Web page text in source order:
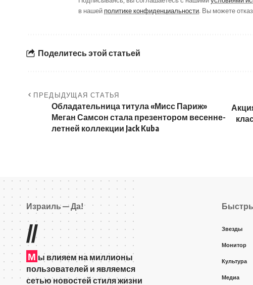
в нашей политике конфиденциальности. Вы можете
Поделитесь этой статьей
ПРЕДЫДУЩАЯ СТАТЬЯ
Обладательница титула «Мисс Париж»
Меган Самсон стала презентором весенне-
летней коллекции Jack Kuba
Израиль — Да!
//
М ы влияем на миллионы
пользователей и являемся
сетью новостей стиля жизни
Звезды
Монитор
Культура
Медиа